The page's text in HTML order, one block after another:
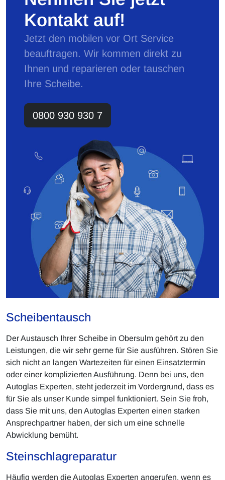
Kontakt auf!
Jetzt den mobilen vor Ort Service
beauftragen. Wir kommen direkt zu
Ihnen und reparieren oder tauschen
Ihre Scheibe.
0800 930 930 7
Scheibentausch
Der Austausch Ihrer Scheibe in Obersulm gehört zu den
Leistungen, die wir sehr gerne für Sie ausführen. Stören Sie
sich nicht an langen Wartezeiten für einen Einsatztermin
oder einer komplizierten Ausführung. Denn bei uns, den
Autoglas Experten, steht jederzeit im Vordergrund, dass es
für Sie als unser Kunde simpel funktioniert. Sein Sie froh,
dass Sie mit uns, den Autoglas Experten einen starken
Ansprechpartner haben, der sich um eine schnelle
Abwicklung bemüht.
Steinschlagreparatur
Häufig werden die Autoglas Experten angerufen, wenn es